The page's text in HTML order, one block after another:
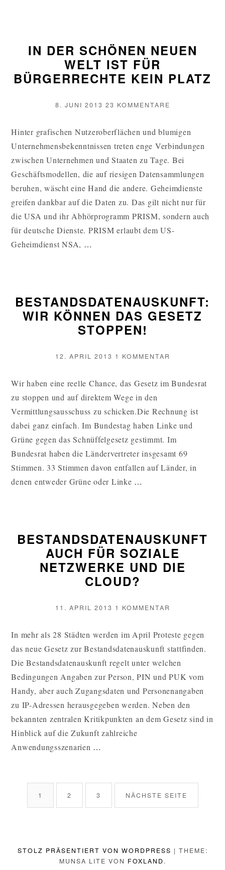
IN DER SCHÖNEN NEUEN
WELT IST FÜR
BÜRGERRECHTE KEIN PLATZ
VERÖFFENTLICHT
8. JUNI 2013 23 KOMMENTARE
SCHÖNEN
NEUEN
WELT
FÜR
KEIN
Hinter grafischen Nutzeroberflächen und blumigen
Unternehmensbekenntnissen treten enge Verbindungen
zwischen Unternehmen und Staaten zu Tage. Bei
Geschäftsmodellen, die auf riesigen Datensammlungen
beruhen, wäscht eine Hand die andere. Geheimdienste
greifen dankbar auf die Daten zu. Das gilt nicht nur für
die USA und ihr Abhörprogramm PRISM, sondern auch
für deutsche Dienste. PRISM erlaubt dem US-
Geheimdienst NSA, …
WELT
IST
FÜR
KEIN
WEITERLESEN
BESTANDSDATENAUSKUNFT:
WIR KÖNNEN DAS GESETZ
STOPPEN!
VERÖFFENTLICHT
12. APRIL 2013 1 KOMMENTAR
KÖNNEN
GESETZ
STOPPEN!
Wir haben eine reelle Chance, das Gesetz im Bundesrat
zu stoppen und auf direktem Wege in den
Vermittlungsausschuss zu schicken.Die Rechnung ist
dabei ganz einfach. Im Bundestag haben Linke und
Grüne gegen das Schnüffelgesetz gestimmt. Im
Bundesrat haben die Ländervertreter insgesamt 69
Stimmen. 33 Stimmen davon entfallen auf Länder, in
denen entweder Grüne oder Linke …
GESETZ
STOPPEN!
WEITERLESEN
BESTANDSDATENAUSKUNFT
AUCH FÜR SOZIALE
NETZWERKE UND DIE
CLOUD?
VERÖFFENTLICHT
11. APRIL 2013 1 KOMMENTAR
FÜR
SOZIALE
NETZWERKE
DIE
CLOUD?
In mehr als 28 Städten werden im April Proteste gegen
das neue Gesetz zur Bestandsdatenauskunft stattfinden.
Die Bestandsdatenauskunft regelt unter welchen
Bedingungen Angaben zur Person, PIN und PUK vom
Handy, aber auch Zugangsdaten und Personenangaben
zu IP-Adressen herausgegeben werden. Neben den
bekannten zentralen Kritikpunkten an dem Gesetz sind in
Hinblick auf die Zukunft zahlreiche
Anwendungsszenarien …
WEITERLESEN
BEITRAGSNAVIGATION
SEITE
1 SEITE
2 SEITE
3 NÄCHSTE SEITE
STOLZ PRÄSENTIERT VON WORDPRESS | THEME:
MUNSA LITE VON FOXLAND.